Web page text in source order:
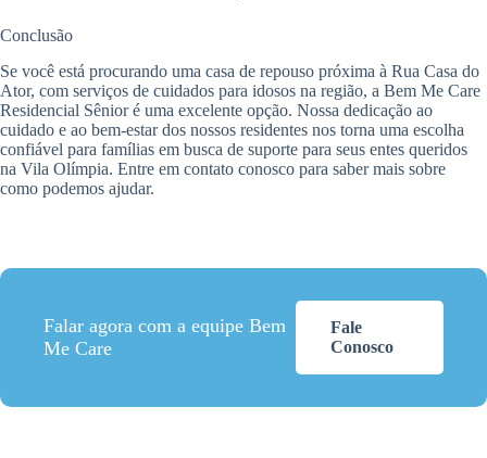
Conclusão
Se você está procurando uma casa de repouso próxima à Rua Casa do
Ator, com serviços de cuidados para idosos na região, a Bem Me Care
Residencial Sênior é uma excelente opção. Nossa dedicação ao
cuidado e ao bem-estar dos nossos residentes nos torna uma escolha
confiável para famílias em busca de suporte para seus entes queridos
na Vila Olímpia. Entre em contato conosco para saber mais sobre
como podemos ajudar.
Falar agora com a equipe Bem
Me Care
Fale
Conosco